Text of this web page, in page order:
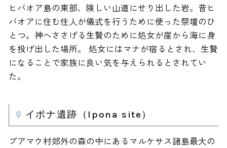
ヒバオア島の東部、険しい山道にせり出した岩。昔ヒ
バオアに住む住人が儀式を行うために使った祭壇のひ
とつ。神へささげる生贄のために処女が崖から海に身
を投げ出した場所。 処女にはマナが宿るとされ、生贄
になることで家族に良い気を与えられるとされてい
た。
イポナ遺跡（Ipona site）
プアマウ村郊外の森の中にあるマルケサス諸島最大の